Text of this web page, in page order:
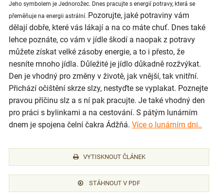
Jeho symbolem je Jednorožec. Dnes pracujte s energií potravy, která se
přeměňuje na energii astrální. Pozorujte, jaké potraviny vám
dělají dobře, které vás lákají a na co máte chuť. Dnes také
lehce poznáte, co vám v jídle škodí a naopak z potravy
můžete získat velké zásoby energie, a to i přesto, že
nesníte mnoho jídla. Důležité je jídlo důkadně rozžvýkat.
Den je vhodný pro změny v životě, jak vnější, tak vnitřní.
Přichází očištění skrze slzy, nestyďte se vyplakat. Poznejte
pravou příčinu slz a s ní pak pracujte. Je také vhodný den
pro práci s bylinkami a na cestování. S pátým lunárním
dnem je spojena čelní čakra Ádžňá. Více o lunárním dni..
VYTISKNOUT ČLÁNEK
STÁHNOUT V PDF